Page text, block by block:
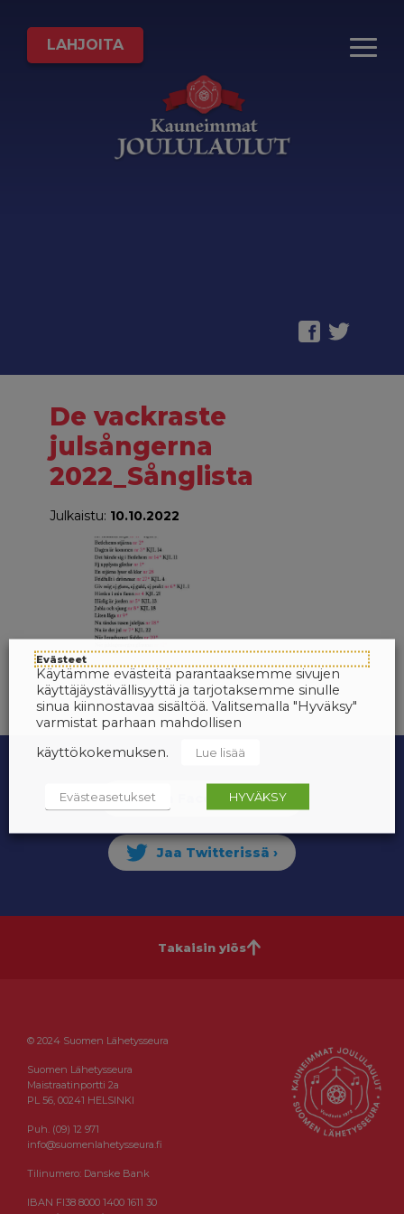
LAHJOITA
De vackraste
julsångerna
2022_Sånglista
Julkaistu: 10.10.2022
Takaisin ylös
© 2024 Suomen Lähetysseura
Suomen Lähetysseura
Maistraatinportti 2a
PL 56, 00241 HELSINKI
Puh. (09) 12 971
info@suomenlahetysseura.fi
Tilinumero: Danske Bank
IBAN FI38 8000 1400 1611 30
Evästeet
Käytämme evästeitä parantaaksemme sivujen
käyttäjäystävällisyyttä ja tarjotaksemme sinulle
sinua kiinnostavaa sisältöä. Valitsemalla "Hyväksy"
varmistat parhaan mahdollisen
käyttökokemuksen.
Lue lisää
Evästeasetukset HYVÄKSY